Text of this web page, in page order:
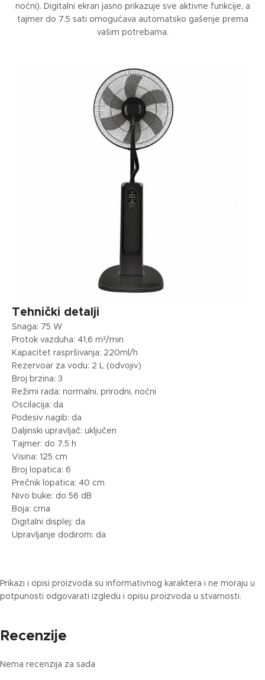
noćni). Digitalni ekran jasno prikazuje sve aktivne funkcije, a
tajmer do 7.5 sati omogućava automatsko gašenje prema
vašim potrebama.
Tehnički detalji
Snaga: 75 W
Protok vazduha: 41,6 m³/min
Kapacitet raspršivanja: 220ml/h
Rezervoar za vodu: 2 L (odvojiv)
Broj brzina: 3
Režimi rada: normalni, prirodni, noćni
Oscilacija: da
Podesiv nagib: da
Daljinski upravljač: uključen
Tajmer: do 7.5 h
Visina: 125 cm
Broj lopatica: 6
Prečnik lopatica: 40 cm
Nivo buke: do 56 dB
Boja: crna
Digitalni displej: da
Upravljanje dodirom: da
Prikazi i opisi proizvoda su informativnog karaktera i ne moraju u
potpunosti odgovarati izgledu i opisu proizvoda u stvarnosti.
Recenzije
Nema recenzija za sada